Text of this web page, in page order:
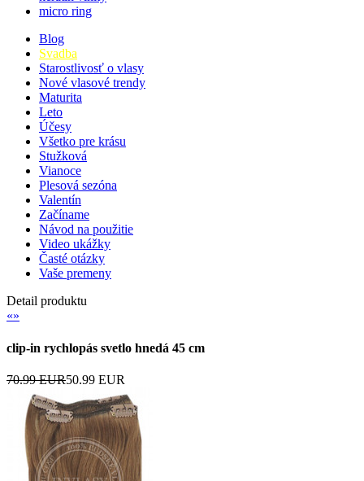
micro ring
Blog
Svadba
Starostlivosť o vlasy
Nové vlasové trendy
Maturita
Leto
Účesy
Všetko pre krásu
Stužková
Vianoce
Plesová sezóna
Valentín
Začíname
Návod na použitie
Video ukážky
Časté otázky
Vaše premeny
Detail produktu
«»
clip-in rychlopás svetlo hnedá 45 cm
70.99 EUR50.99 EUR